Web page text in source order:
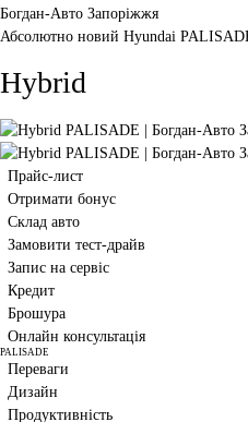
Богдан-Авто Запоріжжя
Абсолютно новий Hyundai
Hybrid
Прайс-лист
Отримати бонус
Склад авто
Замовити тест-драйв
Запис на сервіс
Кредит
Брошура
Онлайн консультація
PALISADE
Переваги
Дизайн
Продуктивність